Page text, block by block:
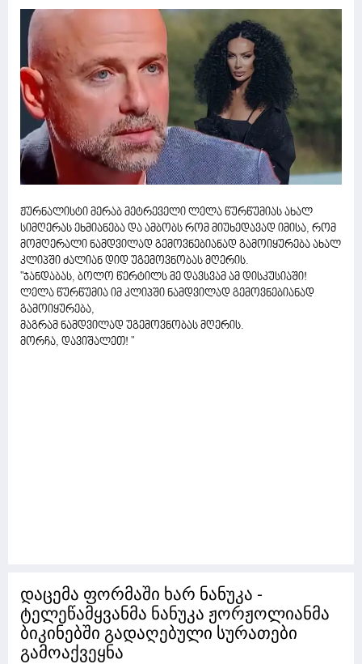
ჟურნალისტი მერაბ მეტრეველი ლელა წურწუმიას ახალ
სიმღერას ეხმიანება და ამბობს რომ მიუხედავად იმისა, რომ
მომღერალი ნამდვილად გემოვნებიანად გამოიყურება ახალ
კლიპში ძალიან დიდ უგემოვნობას მღერის.
"ჯანდაბას, ბოლო წერტილს მე დავსვამ ამ დისკუსიაში!
ლელა წურწუმია იმ კლიპში ნამდვილად გემოვნებიანად
გამოიყურება,
მაგრამ ნამდვილად უგემოვნობას მღერის.
მორჩა, დავიშალეთ! "
დაცემა ფორმაში ხარ ნანუკა -
ტელეწამყვანმა ნანუკა ჟორჟოლიანმა
ბიკინებში გადაღებული სურათები
გამოაქვეყნა